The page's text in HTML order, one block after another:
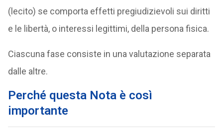
(lecito) se comporta effetti pregiudizievoli sui diritti
e le libertà, o interessi legittimi, della persona fisica.
Ciascuna fase consiste in una valutazione separata
dalle altre.
Perché questa Nota è così
importante